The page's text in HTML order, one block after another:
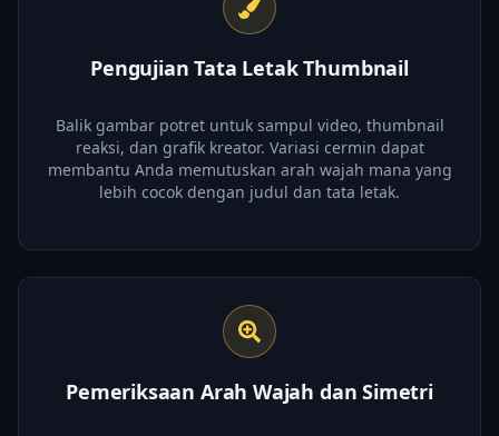
Pengujian Tata Letak Thumbnail
Balik gambar potret untuk sampul video, thumbnail
reaksi, dan grafik kreator. Variasi cermin dapat
membantu Anda memutuskan arah wajah mana yang
lebih cocok dengan judul dan tata letak.
Pemeriksaan Arah Wajah dan Simetri